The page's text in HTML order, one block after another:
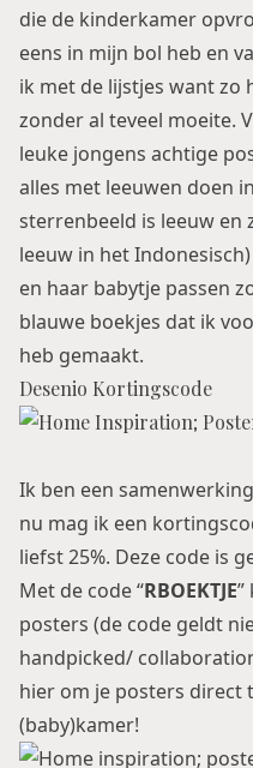
die de kinderkamer
eens in mijn bol heb en
ik met de lijstjes want zo
zonder al teveel moeite.
leuke jongens achtige
alles met leeuwen doen
sterrenbeeld is leeuw en
leeuw in het
en haar babytje passen
blauwe boekjes dat ik
heb gemaakt.
Desenio Kortingscode
Ik ben een
nu mag ik een
liefst 25%. Deze code is
Met de code “RBOEKTJE”
posters (de code geldt
handpicked/
hier om je posters direct
(baby)kamer!